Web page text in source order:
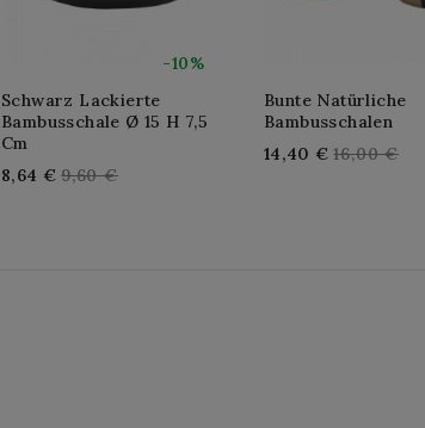
-10%
Schwarz Lackierte
Bambusschale Ø 15 H 7,5
Cm
8,64 € Regular
9,60 €
Bunte Natürliche
Bambusschalen
14,40 € Regular
16,00 €